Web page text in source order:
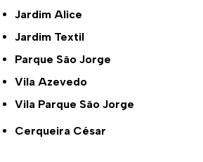
Jardim Alice
Jardim Textil
Parque São Jorge
Vila Azevedo
Vila Parque São Jorge
Cerqueira César